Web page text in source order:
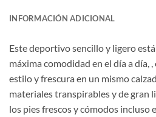
INFORMACIÓN ADICIONAL
Este deportivo sencillo y ligero
máxima comodidad en el día a día,
estilo y frescura en un mismo
materiales transpirables y de gran
los pies frescos y cómodos incluso